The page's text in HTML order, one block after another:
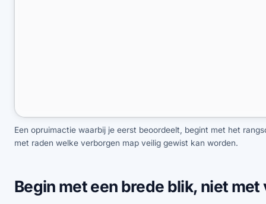
Een opruimactie waarbij je eerst beoordeelt, begint met het
met raden welke verborgen map veilig gewist kan worden.
Begin met een brede blik, niet